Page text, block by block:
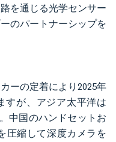
を通じる光学センサー
のパートナーシップを
ーの定着により2025年
すが、アジア太平洋は
中国のハンドセットお
圧縮して深度カメラを